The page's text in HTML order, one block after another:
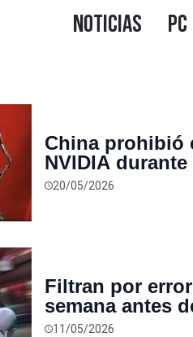
China prohibió
NVIDIA
asiático
20/05/2026
Filtran por
semana antes
hardware de
11/05/2026